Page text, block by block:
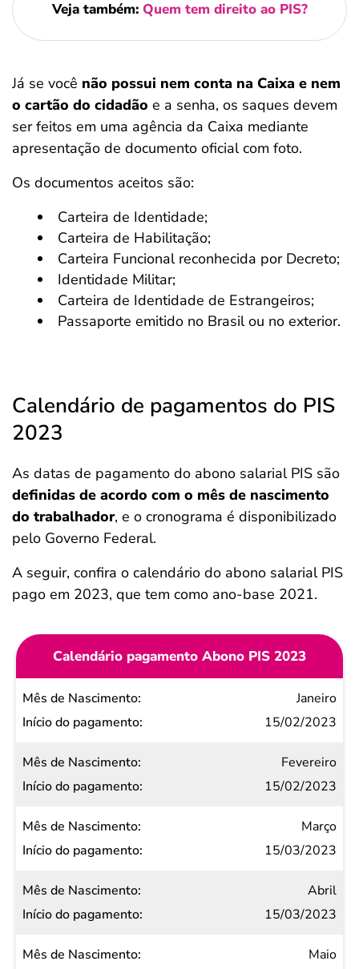
Veja também: Quem tem direito ao PIS?
Já se você não possui nem conta na Caixa e nem
o cartão do cidadão e a senha, os saques devem
ser feitos em uma agência da Caixa mediante
apresentação de documento oficial com foto.
Os documentos aceitos são:
Carteira de Identidade;
Carteira de Habilitação;
Carteira Funcional reconhecida por Decreto;
Identidade Militar;
Carteira de Identidade de Estrangeiros;
Passaporte emitido no Brasil ou no exterior.
Calendário de pagamentos do PIS
2023
As datas de pagamento do abono salarial PIS são
definidas de acordo com o mês de nascimento
do trabalhador, e o cronograma é disponibilizado
pelo Governo Federal.
A seguir, confira o calendário do abono salarial PIS
pago em 2023, que tem como ano-base 2021.
Calendário pagamento Abono PIS 2023
Mês de
Nascimento
pagamento
Janeiro
15/02/2023
Fevereiro
15/02/2023
Março
15/03/2023
Abril
15/03/2023
Maio